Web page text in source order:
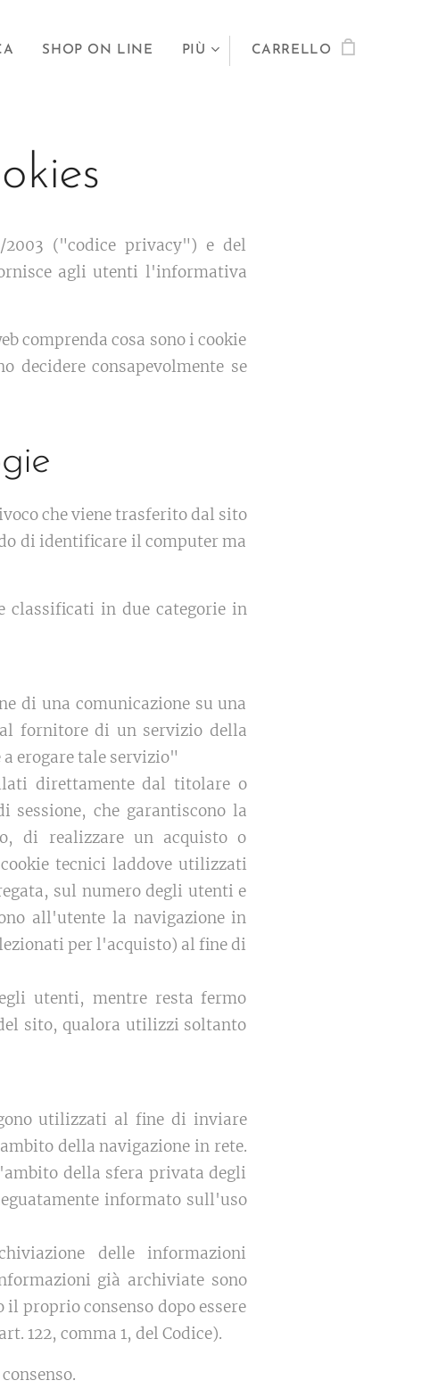
SHOP ON LINE PIÙ CARRELLO
("codice privacy") e del
agli utenti l'informativa
comprenda cosa sono i cookie
decidere consapevolmente se
che viene trasferito dal sito
di identificare il computer ma
classificati in due categorie in
di una comunicazione su una
fornitore di un servizio della
erogare tale servizio"
direttamente dal titolare o
sessione, che garantiscono la
di realizzare un acquisto o
tecnici laddove utilizzati
sul numero degli utenti e
all'utente la navigazione in
per l'acquisto) al fine di
utenti, mentre resta fermo
sito, qualora utilizzi soltanto
utilizzati al fine di inviare
della navigazione in rete.
della sfera privata degli
informato sull'uso
delle informazioni
già archiviate sono
proprio consenso dopo essere
122, comma 1, del Codice).